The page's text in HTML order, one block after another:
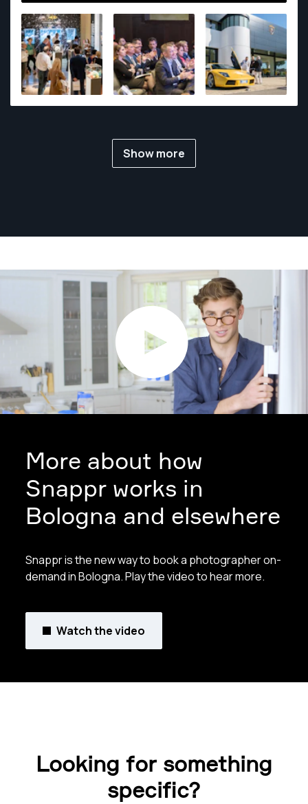
Show more
More about how
Snappr works in
Bologna and elsewhere
Snappr is the new way to book a photographer on-
demand in Bologna. Play the video to hear more.
Watch the video
Looking for something
specific?